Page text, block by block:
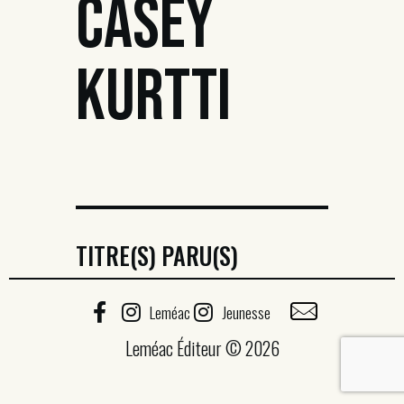
CASEY
KURTTI
TITRE(S) PARU(S)
Leméac Jeunesse
Leméac Éditeur © 2026